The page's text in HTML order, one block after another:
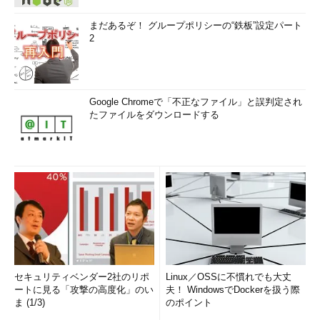
まだあるぞ！ グループポリシーの“鉄板”設定パート
2
Google Chromeで「不正なファイル」と誤判定され
たファイルをダウンロードする
セキュリティベンダー2社のリポ
ートに見る「攻撃の高度化」のい
ま (1/3)
Linux／OSSに不慣れでも大丈
夫！ WindowsでDockerを扱う際
のポイント